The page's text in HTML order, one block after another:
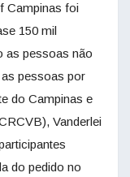
Campinas foi
150 mil
as pessoas não
as pessoas por
do Campinas e
Vanderlei
do pedido no